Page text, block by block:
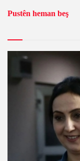
Pustên heman beş